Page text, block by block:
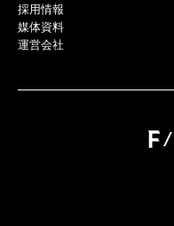
採用情報
媒体資料
運営会社